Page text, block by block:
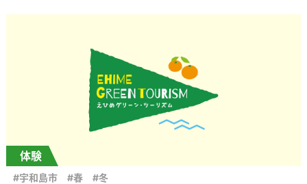
体験
#宇和島市 #春 #冬